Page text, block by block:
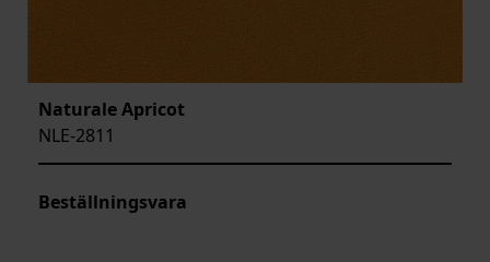
Naturale Apricot
NLE-2811
Beställningsvara